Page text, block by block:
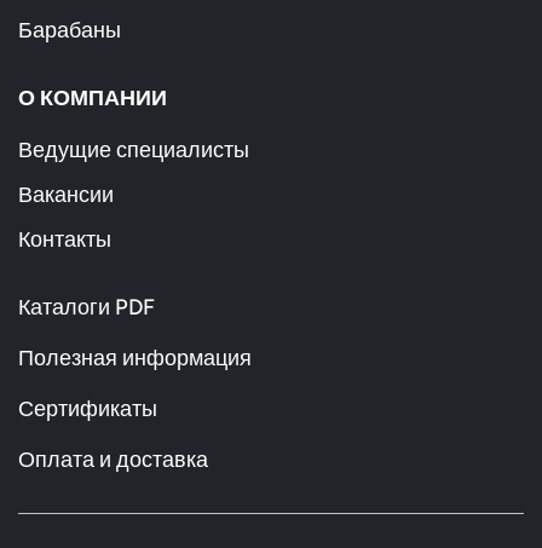
Барабаны
О КОМПАНИИ
Ведущие специалисты
Вакансии
Контакты
Каталоги PDF
Полезная информация
Сертификаты
Оплата и доставка